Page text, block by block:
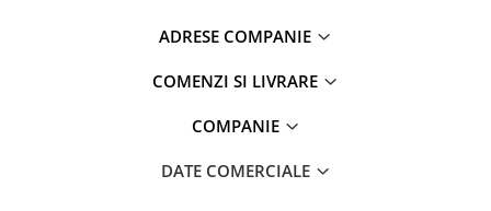
ADRESE COMPANIE
COMENZI SI LIVRARE
COMPANIE
DATE COMERCIALE